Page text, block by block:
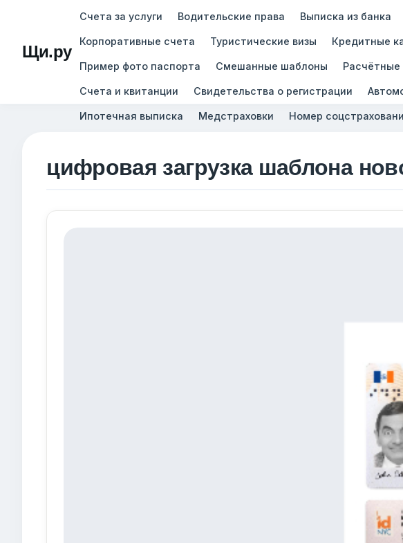
Щи.ру
Счета за услуги Водительские права Выписка из банка
Корпоративные счета Туристические визы Кредитные
Пример фото паспорта Смешанные шаблоны Расчётные
Счета и квитанции Свидетельства о регистрации
Ипотечная выписка Медстраховки Номер
цифровая загрузка шаблона